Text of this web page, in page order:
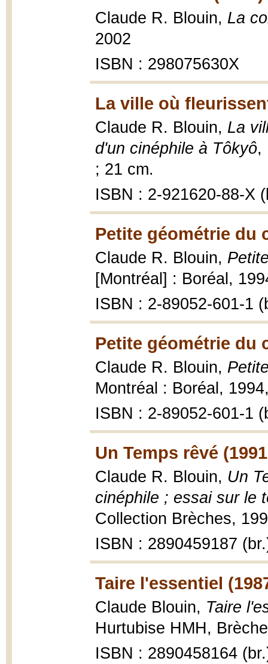
Claude R. Blouin, La
2002
ISBN : 298075630X
La ville où
Claude R. Blouin, La
d'un cinéphile à Tôkyô,
; 21 cm.
ISBN : 2-921620-88-X
Petite géométrie du
Claude R. Blouin,
[Montréal] : Boréal,
ISBN : 2-89052-601-1
Petite géométrie du
Claude R. Blouin,
Montréal : Boréal,
ISBN : 2-89052-601-1
Un Temps rêvé
Claude R. Blouin, Un
cinéphile ; essai sur le
Collection Brèches,
ISBN : 2890459187
Taire l'essentiel
Claude Blouin, Taire
Hurtubise HMH,
ISBN : 2890458164